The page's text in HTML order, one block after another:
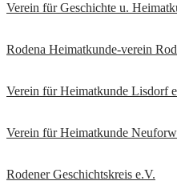
Verein für Geschichte u.
Rodena Heimatkunde-verein
Verein für Heimatkunde Lisdorf
Verein für Heimatkunde
Rodener Geschichtskreis e.V.